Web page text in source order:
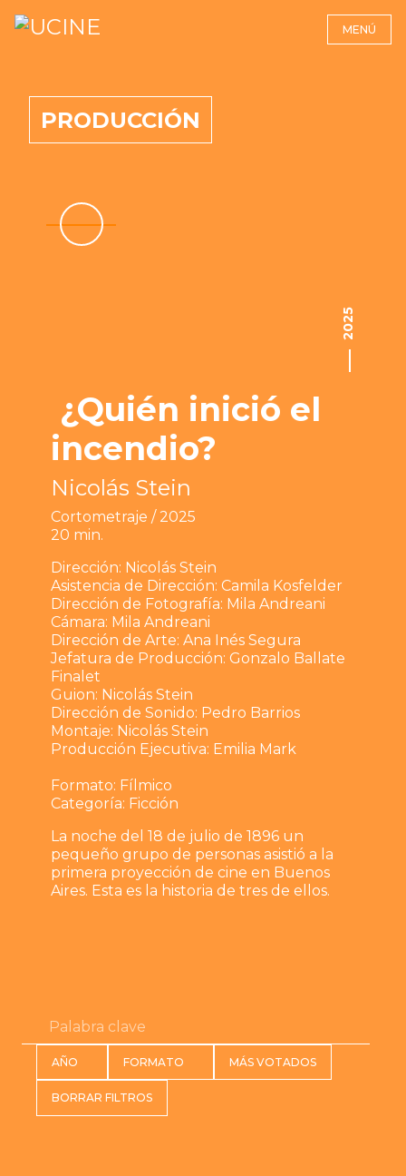
MENÚ
PRODUCCIÓN
2025
¿Quién inició el
incendio?
Nicolás Stein
Cortometraje / 2025
20 min.
Dirección: Nicolás Stein
Asistencia de Dirección: Camila Kosfelder
Dirección de Fotografía: Mila Andreani
Cámara: Mila Andreani
Dirección de Arte: Ana Inés Segura
Jefatura de Producción: Gonzalo Ballate
Finalet
Guion: Nicolás Stein
Dirección de Sonido: Pedro Barrios
Montaje: Nicolás Stein
Producción Ejecutiva: Emilia Mark
Formato: Fílmico
Categoría: Ficción
La noche del 18 de julio de 1896 un
pequeño grupo de personas asistió a la
primera proyección de cine en Buenos
Aires. Esta es la historia de tres de ellos.
AÑO FORMATO MÁS VOTADOS
BORRAR FILTROS